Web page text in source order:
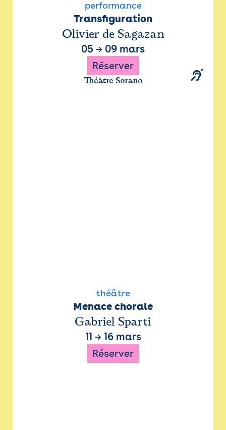
performance
Transfiguration
Olivier de Sagazan
05 → 09 mars
Réserver
Théâtre Sorano
théâtre
Menace chorale
Gabriel Sparti
11 → 16 mars
Réserver